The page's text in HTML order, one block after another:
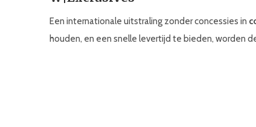
Een internationale uitstraling zonder concessies in
houden, en een snelle levertijd te bieden, worden